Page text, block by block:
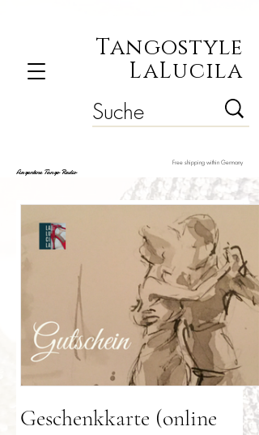
Tangostyle
LaLucila
Free shipping within Germany
Argentine Tango Radio
Geschenkkarte (online